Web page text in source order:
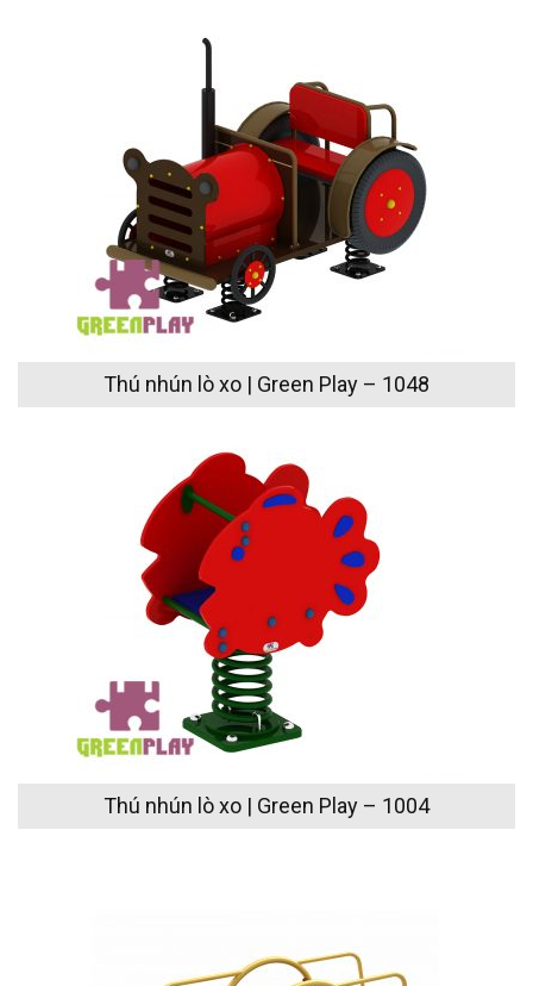
Thú nhún lò xo | Green Play – 1048
Thú nhún lò xo | Green Play – 1004